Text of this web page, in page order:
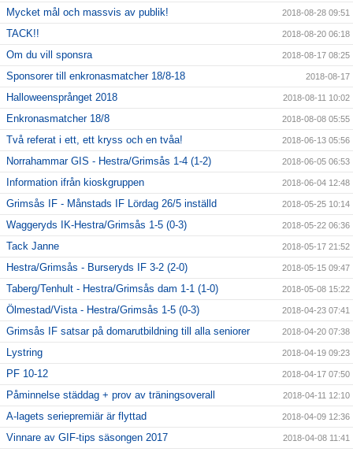
Mycket mål och massvis av publik! 2018-08-28 09:51
TACK!! 2018-08-20 06:18
Om du vill sponsra 2018-08-17 08:25
Sponsorer till enkronasmatcher 18/8-18 2018-08-17
Halloweensprånget 2018 2018-08-11 10:02
Enkronasmatcher 18/8 2018-08-08 05:55
Två referat i ett, ett kryss och en tvåa! 2018-06-13 05:56
Norrahammar GIS - Hestra/Grimsås 1-4 (1-2) 2018-06-05 06:53
Information ifrån kioskgruppen 2018-06-04 12:48
Grimsås IF - Månstads IF Lördag 26/5 inställd 2018-05-25 10:14
Waggeryds IK-Hestra/Grimsås 1-5 (0-3) 2018-05-22 06:36
Tack Janne 2018-05-17 21:52
Hestra/Grimsås - Burseryds IF 3-2 (2-0) 2018-05-15 09:47
Taberg/Tenhult - Hestra/Grimsås dam 1-1 (1-0) 2018-05-08 15:22
Ölmestad/Vista - Hestra/Grimsås 1-5 (0-3) 2018-04-23 07:41
Grimsås IF satsar på domarutbildning till alla seniorer 2018-04-20 07:38
Lystring 2018-04-19 09:23
PF 10-12 2018-04-17 07:50
Påminnelse städdag + prov av träningsoverall 2018-04-11 12:10
A-lagets seriepremiär är flyttad 2018-04-09 12:36
Vinnare av GIF-tips säsongen 2017 2018-04-08 11:41